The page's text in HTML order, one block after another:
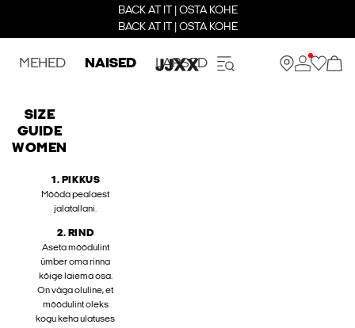
BACK AT IT | OSTA KOHE
BACK AT IT | OSTA KOHE
MEHED NAISED LAPSED
SIZE
GUIDE
WOMEN
1. PIKKUS
Mõõda pealaest
jalatallani.
2. RIND
Aseta mõõdulint
ümber oma rinna
kõige laiema osa.
On väga oluline, et
mõõdulint oleks
kogu keha ulatuses